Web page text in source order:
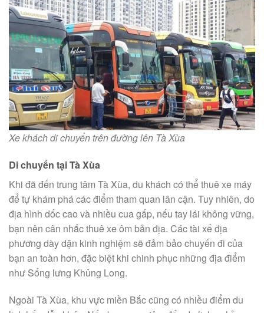
Xe khách di chuyển trên đường lên Tà Xùa
Di chuyển tại Tà Xùa
Khi đã đến trung tâm Tà Xùa, du khách có thể thuê xe máy
để tự khám phá các điểm tham quan lân cận. Tuy nhiên, do
địa hình dốc cao và nhiều cua gấp, nếu tay lái không vững,
bạn nên cân nhắc thuê xe ôm bản địa. Các tài xế địa
phương dày dặn kinh nghiệm sẽ đảm bảo chuyến đi của
bạn an toàn hơn, đặc biệt khi chinh phục những địa điểm
như Sống lưng Khủng Long.
Ngoài Tà Xùa, khu vực miền Bắc cũng có nhiều điểm du